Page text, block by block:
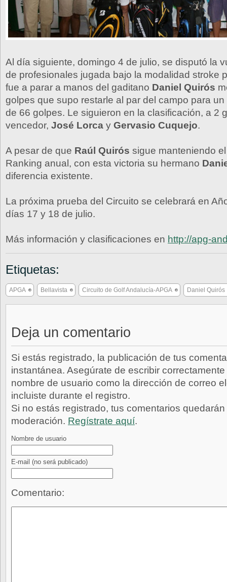
Al día siguiente, domingo 4 de julio, se disputó la
de profesionales jugada bajo la modalidad stroke
fue a parar a manos del gaditano Daniel Quirós
golpes que supo restarle al par del campo para
de 66 golpes. Le siguieron en la clasificación, a 2
vencedor, José Lorca y Gervasio Cuquejo.
A pesar de que Raúl Quirós sigue manteniendo
Ranking anual, con esta victoria su hermano
diferencia existente.
La próxima prueba del Circuito se celebrará en
días 17 y 18 de julio.
Más información y clasificaciones en http://apg-
Etiquetas:
APGA Bellavista Circuito de Golf Andalucía-APGA Daniel Quirós
Deja un comentario
Si estás registrado, la publicación de tus
instantánea. Asegúrate de escribir
nombre de usuario como la dirección de correo
incluiste durante el registro.
Si no estás registrado, tus comentarios
moderación. Regístrate aquí.
Nombre de usuario
E-mail (no será publicado)
Comentario: